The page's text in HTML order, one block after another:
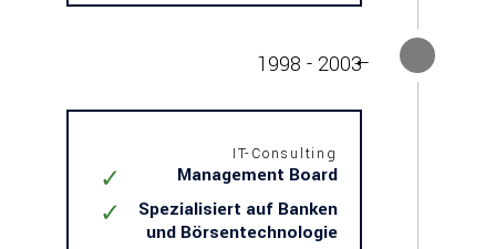
1998 - 2003
IT-Consulting
Management Board
Spezialisiert auf Banken
und Börsentechnologie